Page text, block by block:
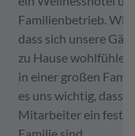
Familienbetrieb. Wir
dass sich unsere
zu Hause wohlfühlen
in einer großen
es uns wichtig, dass
Mitarbeiter ein fester